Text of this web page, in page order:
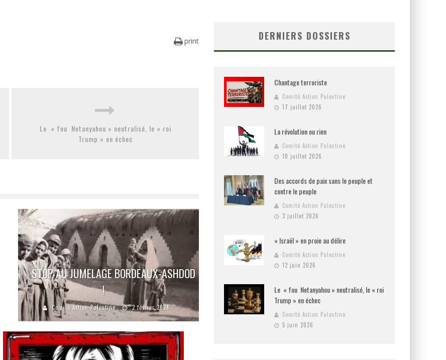
print
Le « fou Netanyahou » neutralisé, le « roi
Trump » en échec
STOP AU JUMELAGE BORDEAUX-ASHDOD
!
Comité Action Palestine 2 février 2024
DERNIERS DOSSIERS
Chantage terroriste
Comité Action Palestine
17 juillet 2026
La révolution ou rien
Comité Action Palestine
10 juillet 2026
Des accords de paix sans le peuple et
contre le peuple
Comité Action Palestine
3 juillet 2026
« Israël » en proie au délire
Comité Action Palestine
12 juin 2026
Le « fou Netanyahou » neutralisé, le « roi
Trump » en échec
Comité Action Palestine
5 juin 2026